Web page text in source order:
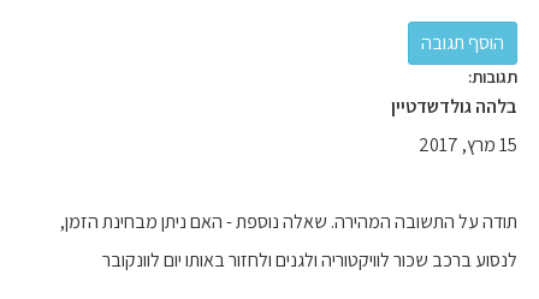
תגובות:
בלהה גולדשדטיין
15 מרץ, 2017
תודה על התשובה המהירה. שאלה נוספת - האם ניתן מבחינת הזמן,
לנסוע ברכב שכור לוויקטוריה ולגנים ולחזור באותו יום לוונקובר